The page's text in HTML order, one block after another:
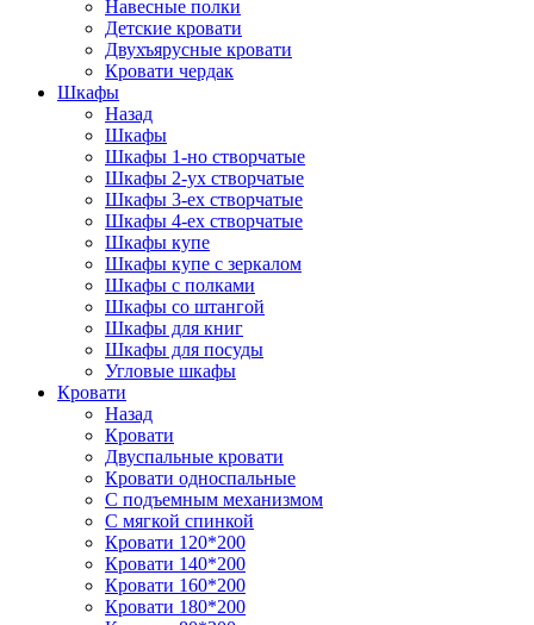
Навесные полки
Детские кровати
Двухъярусные кровати
Кровати чердак
Шкафы
Назад
Шкафы
Шкафы 1-но створчатые
Шкафы 2-ух створчатые
Шкафы 3-ех створчатые
Шкафы 4-ех створчатые
Шкафы купе
Шкафы купе с зеркалом
Шкафы с полками
Шкафы со штангой
Шкафы для книг
Шкафы для посуды
Угловые шкафы
Кровати
Назад
Кровати
Двуспальные кровати
Кровати односпальные
С подъемным механизмом
С мягкой спинкой
Кровати 120*200
Кровати 140*200
Кровати 160*200
Кровати 180*200